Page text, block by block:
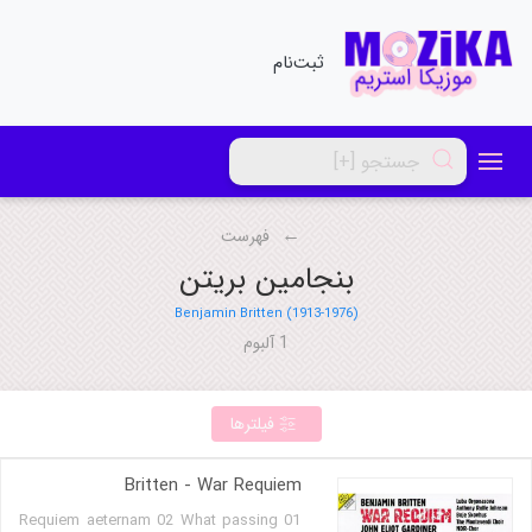
ثبت‌نام
فهرست
بنجامین بریتن
Benjamin Britten (1913-1976)
فیلترها
Britten - War Requiem
01 Requiem aeternam 02 What passing